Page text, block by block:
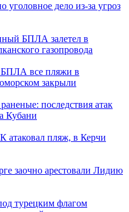
уголовное дело из-за угроз
БПЛА залетел в
газопровода
БПЛА все пляжи в
закрыли
последствия атак
Кубани
атаковал пляж, в Керчи
заочно арестовали Лидию
турецким флагом